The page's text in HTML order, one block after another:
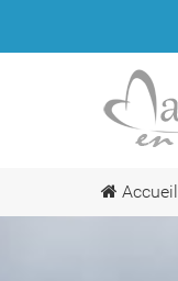
Accueil